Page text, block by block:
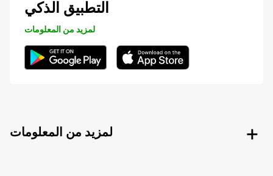
التطبيق الذكي
لمزيد من المعلومات
لمزيد من المعلومات